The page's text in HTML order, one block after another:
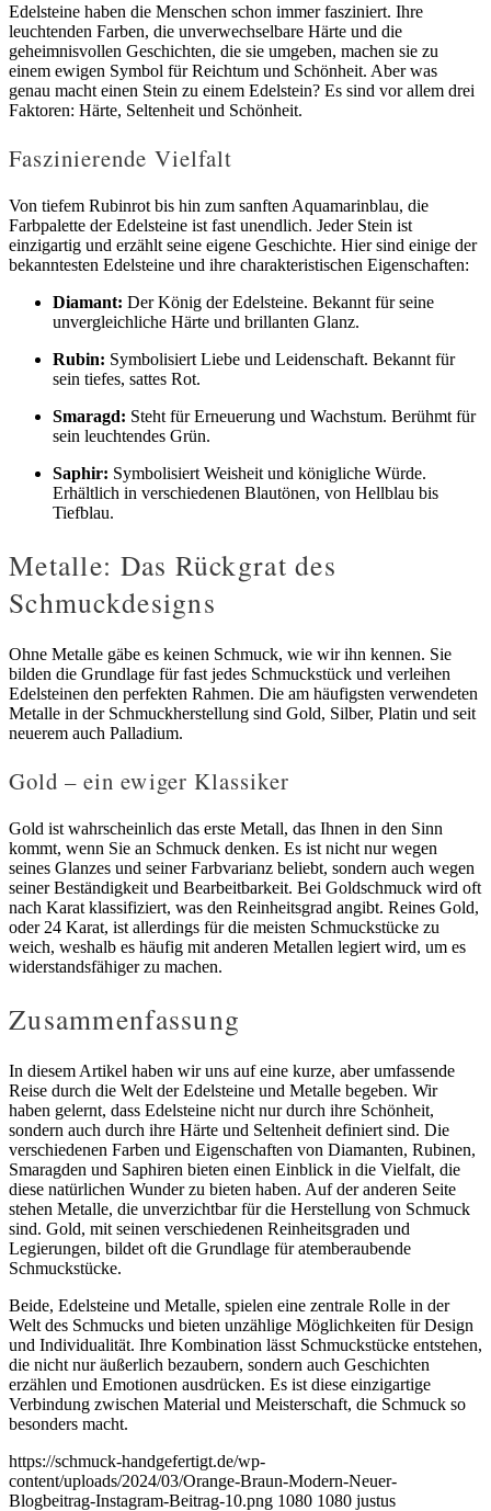
Edelsteine haben die Menschen schon immer fasziniert. Ihre
leuchtenden Farben, die unverwechselbare Härte und die
geheimnisvollen Geschichten, die sie umgeben, machen sie zu
einem ewigen Symbol für Reichtum und Schönheit. Aber was
genau macht einen Stein zu einem Edelstein? Es sind vor allem drei
Faktoren: Härte, Seltenheit und Schönheit.
Faszinierende Vielfalt
Von tiefem Rubinrot bis hin zum sanften Aquamarinblau, die
Farbpalette der Edelsteine ist fast unendlich. Jeder Stein ist
einzigartig und erzählt seine eigene Geschichte. Hier sind einige der
bekanntesten Edelsteine und ihre charakteristischen Eigenschaften:
Diamant: Der König der Edelsteine. Bekannt für seine
unvergleichliche Härte und brillanten Glanz.
Rubin: Symbolisiert Liebe und Leidenschaft. Bekannt für
sein tiefes, sattes Rot.
Smaragd: Steht für Erneuerung und Wachstum. Berühmt für
sein leuchtendes Grün.
Saphir: Symbolisiert Weisheit und königliche Würde.
Erhältlich in verschiedenen Blautönen, von Hellblau bis
Tiefblau.
Metalle: Das Rückgrat des
Schmuckdesigns
Ohne Metalle gäbe es keinen Schmuck, wie wir ihn kennen. Sie
bilden die Grundlage für fast jedes Schmuckstück und verleihen
Edelsteinen den perfekten Rahmen. Die am häufigsten verwendeten
Metalle in der Schmuckherstellung sind Gold, Silber, Platin und seit
neuerem auch Palladium.
Gold – ein ewiger Klassiker
Gold ist wahrscheinlich das erste Metall, das Ihnen in den Sinn
kommt, wenn Sie an Schmuck denken. Es ist nicht nur wegen
seines Glanzes und seiner Farbvarianz beliebt, sondern auch wegen
seiner Beständigkeit und Bearbeitbarkeit. Bei Goldschmuck wird oft
nach Karat klassifiziert, was den Reinheitsgrad angibt. Reines Gold,
oder 24 Karat, ist allerdings für die meisten Schmuckstücke zu
weich, weshalb es häufig mit anderen Metallen legiert wird, um es
widerstandsfähiger zu machen.
Zusammenfassung
In diesem Artikel haben wir uns auf eine kurze, aber umfassende
Reise durch die Welt der Edelsteine und Metalle begeben. Wir
haben gelernt, dass Edelsteine nicht nur durch ihre Schönheit,
sondern auch durch ihre Härte und Seltenheit definiert sind. Die
verschiedenen Farben und Eigenschaften von Diamanten, Rubinen,
Smaragden und Saphiren bieten einen Einblick in die Vielfalt, die
diese natürlichen Wunder zu bieten haben. Auf der anderen Seite
stehen Metalle, die unverzichtbar für die Herstellung von Schmuck
sind. Gold, mit seinen verschiedenen Reinheitsgraden und
Legierungen, bildet oft die Grundlage für atemberaubende
Schmuckstücke.
Beide, Edelsteine und Metalle, spielen eine zentrale Rolle in der
Welt des Schmucks und bieten unzählige Möglichkeiten für Design
und Individualität. Ihre Kombination lässt Schmuckstücke entstehen,
die nicht nur äußerlich bezaubern, sondern auch Geschichten
erzählen und Emotionen ausdrücken. Es ist diese einzigartige
Verbindung zwischen Material und Meisterschaft, die Schmuck so
besonders macht.
https://schmuck-handgefertigt.de/wp-
content/uploads/2024/03/Orange-Braun-Modern-Neuer-
Blogbeitrag-Instagram-Beitrag-10.png 1080 1080 justus